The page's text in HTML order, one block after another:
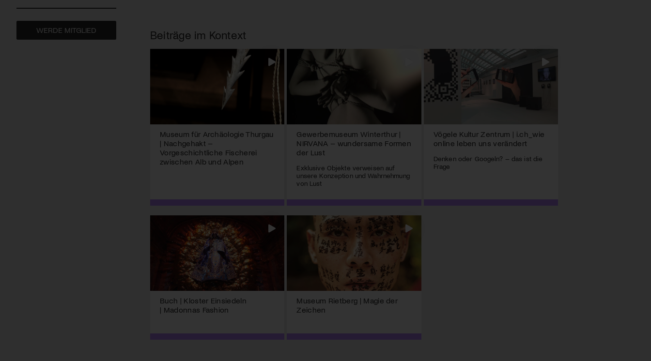
WERDE MITGLIED Beiträge im Kontext
Museum für Archäologie Thurgau
| Nachgehakt –
Vorgeschichtliche Fischerei
zwischen Alb und Alpen
Gewerbemuseum Winterthur |
NIRVANA – wundersame Formen
der Lust
Exklusive Objekte verweisen auf
unsere Konzeption und Wahrnehmung
von Lust
Vögele Kultur Zentrum | i.ch_wie
online leben uns verändert
Denken oder Googeln? – das ist die
Frage
Buch | Kloster Einsiedeln
| Madonnas Fashion
Museum Rietberg | Magie der
Zeichen